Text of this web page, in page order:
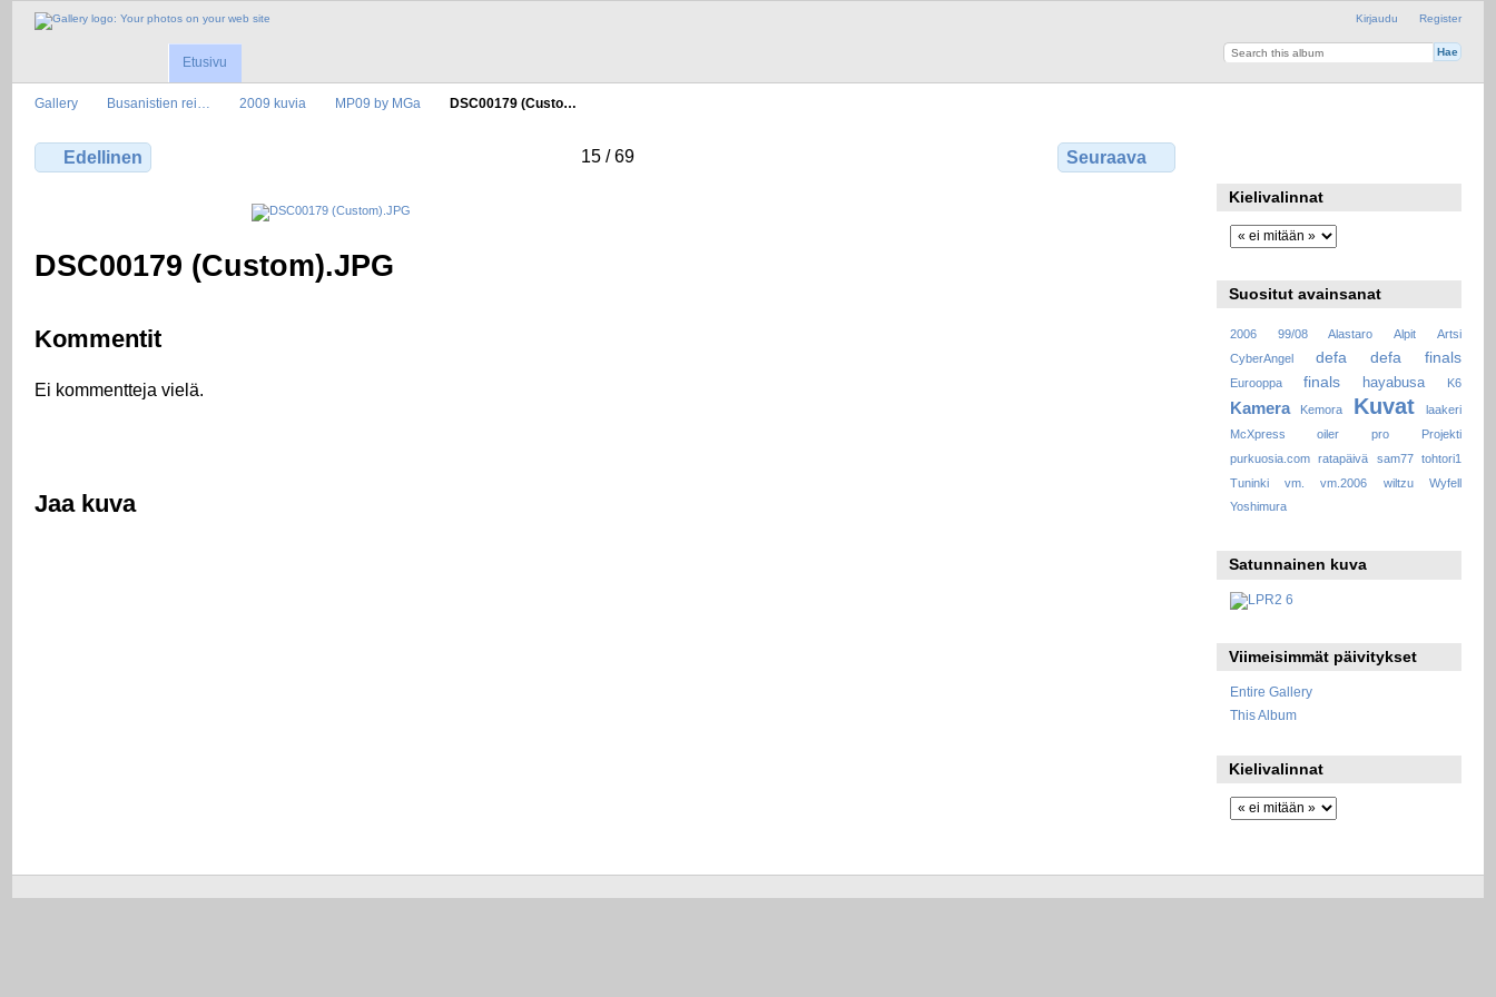
Kirjaudu Register
Etusivu
Gallery Busanistien rei… 2009 kuvia MP09 by MGa DSC00179 (Custo…
Edellinen 15 / 69 Seuraava
DSC00179 (Custom).JPG
Kommentit
Ei kommentteja vielä.
Jaa kuva
Kielivalinnat
Suositut avainsanat
2006 99/08 Alastaro Alpit
Artsi
CyberAngel
defa defa finals
Eurooppa finals hayabusa K6
Kamera Kemora Kuvat
laakeri
McXpress
oiler pro
Projekti
purkuosia.com
ratapäivä sam77
tohtori1
Tuninki
vm. vm.2006 wiltzu
Wyfell
Yoshimura
Satunnainen kuva
Viimeisimmät päivitykset
Entire Gallery
This Album
Kielivalinnat